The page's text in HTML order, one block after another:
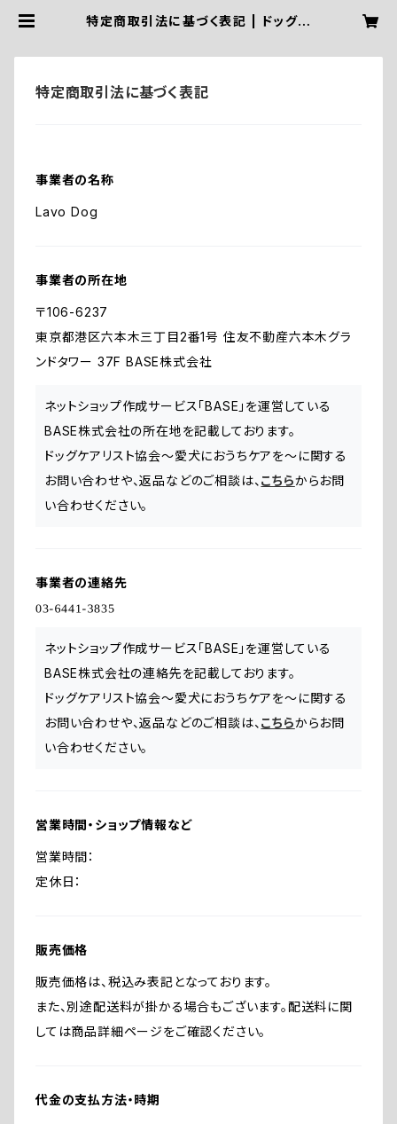
特定商取引法に基づく表記 | ドッグケ
特定商取引法に基づく表記
事業者の名称
Lavo Dog
事業者の所在地
〒106-6237
東京都港区六本木三丁目2番1号 住友不動産六本木グラ
ンドタワー 37F BASE株式会社
ネットショップ作成サービス「BASE」を運営している
BASE株式会社の所在地を記載しております。
ドッグケアリスト協会〜愛犬におうちケアを〜に関する
お問い合わせや、返品などのご相談は、 こちらからお問
い合わせください。
事業者の連絡先
ネットショップ作成サービス「BASE」を運営している
BASE株式会社の連絡先を記載しております。
ドッグケアリスト協会〜愛犬におうちケアを〜に関する
お問い合わせや、返品などのご相談は、 こちらからお問
い合わせください。
営業時間・ショップ情報など
営業時間：
定休日：
販売価格
販売価格は、税込み表記となっております。
また、別途配送料が掛かる場合もございます。配送料に関
しては商品詳細ページをご確認ください。
代金の支払方法・時期